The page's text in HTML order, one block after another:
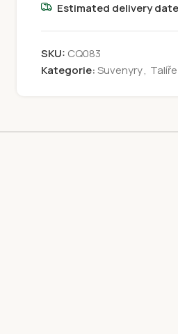
Estimated delivery
SKU: CQ083
Kategorie:Suvenyry, Talíře